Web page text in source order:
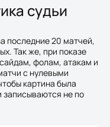
судьи
последние 20 матчей,
Так же, при показе
фолам, атакам и
с нулевыми
картина была
записываются не по